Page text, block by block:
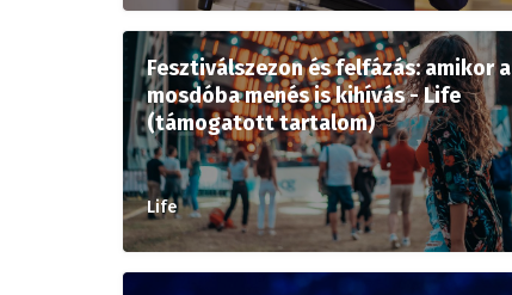
Fesztiválszezon és felfázás: amikor a
mosdóba menés is kihívás - Life
(támogatott tartalom)
Life